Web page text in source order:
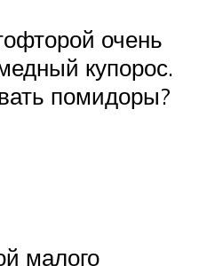
очень
купорос.
помидоры?
малого